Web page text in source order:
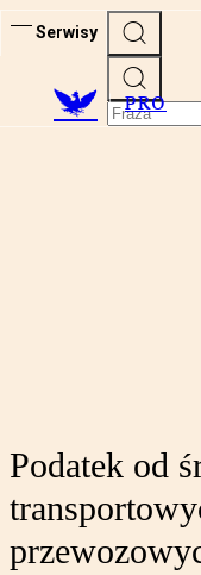
Serwisy
PRO
Podatek od